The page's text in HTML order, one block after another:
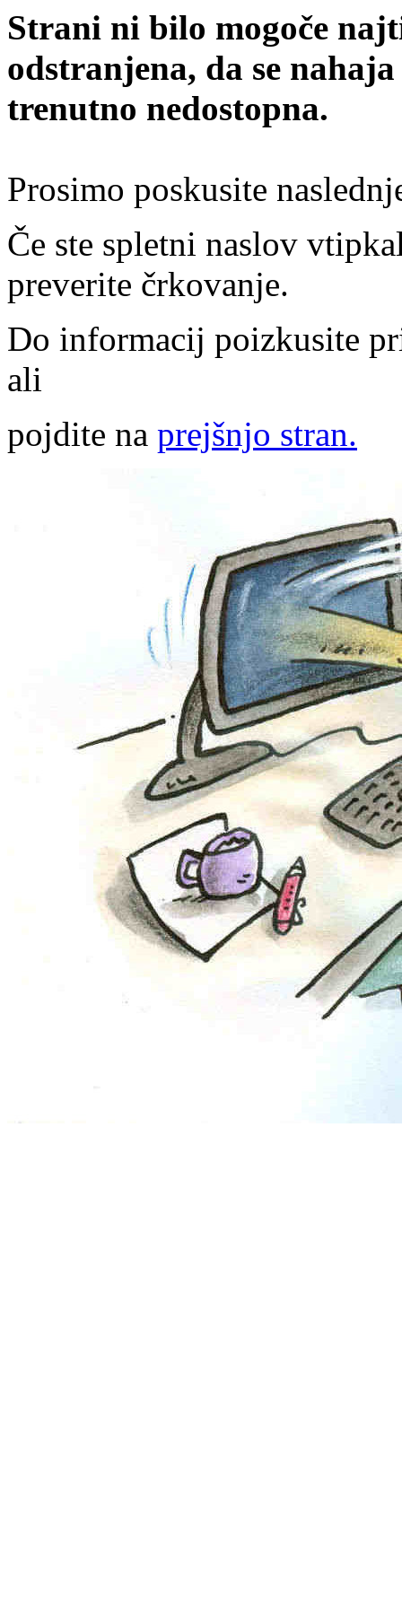
Strani ni bilo mogoče
odstranjena, da se
trenutno nedostopna.
Prosimo poskusite
Če ste spletni naslov
preverite črkovanje.
Do informacij poizkusite
ali
pojdite na prejšnjo stran.